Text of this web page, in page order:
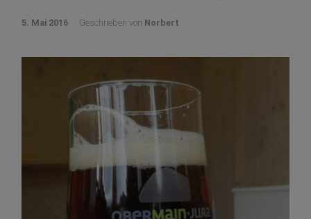
5. Mai 2016 Geschrieben von Norbert